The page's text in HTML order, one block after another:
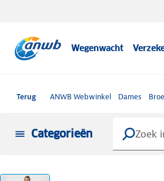
Wegenwacht
Terug ANWB Webwinkel Dames
Categorieën